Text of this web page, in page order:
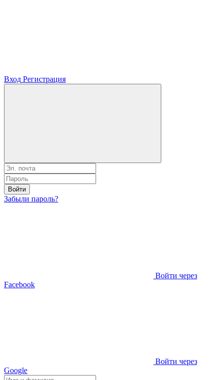
Вход Регистрация
Войти
Забыли пароль?
Войти через
Facebook
Войти через
Google